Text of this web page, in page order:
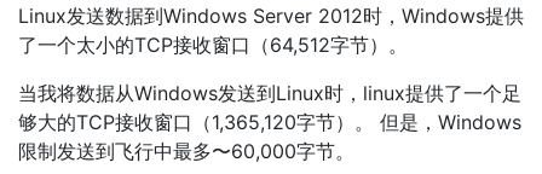
Linux发送数据到Windows Server 2012时，Windows提供
了一个太小的TCP接收窗口（64,512字节）。
当我将数据从Windows发送到Linux时，linux提供了一个足
够大的TCP接收窗口（1,365,120字节）。 但是，Windows
限制发送到飞行中最多〜60,000字节。